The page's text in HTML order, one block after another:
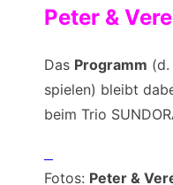
Peter &
Das Programm
spielen) bleibt
beim Trio
Fotos: Peter &